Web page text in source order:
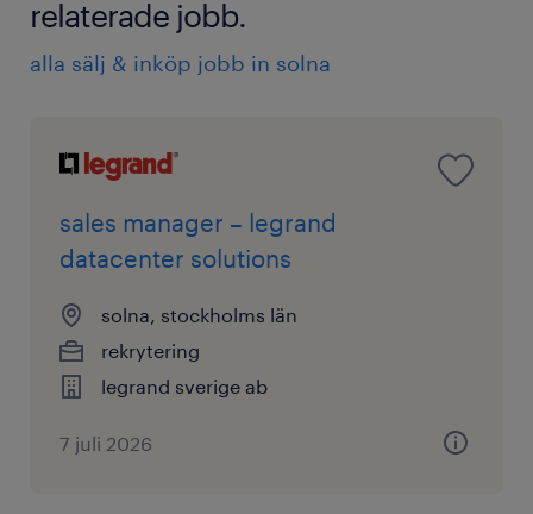
relaterade jobb.
alla sälj & inköp jobb in solna
sales manager – legrand
datacenter solutions
solna, stockholms län
rekrytering
legrand sverige ab
7 juli 2026